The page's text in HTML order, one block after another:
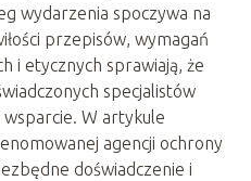
wydarzenia spoczywa na
przepisów, wymagań
i etycznych sprawiają, że
specjalistów
W artykule
agencji ochrony
doświadczenie i